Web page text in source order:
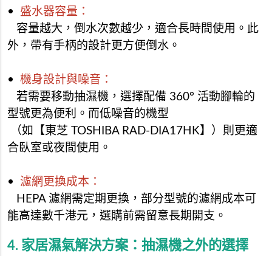
• 盛水器容量：
容量越大，倒水次數越少，適合長時間使用。此
外，帶有手柄的設計更方便倒水。
• 機身設計與噪音：
若需要移動抽濕機，選擇配備 360° 活動腳輪的
型號更為便利。而低噪音的機型
（如【東芝 TOSHIBA RAD-DIA17HK】）則更適
合臥室或夜間使用。
• 濾網更換成本：
HEPA 濾網需定期更換，部分型號的濾網成本可
能高達數千港元，選購前需留意長期開支。
4. 家居濕氣解決方案：抽濕機之外的選擇